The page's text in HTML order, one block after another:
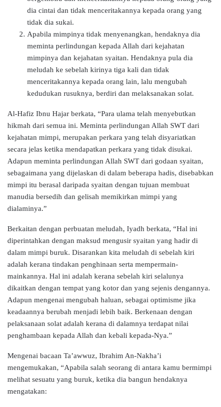
dia cintai dan tidak menceritakannya kepada orang yang
tidak dia sukai.
Apabila mimpinya tidak menyenangkan, hendaknya dia
meminta perlindungan kepada Allah dari kejahatan
mimpinya dan kejahatan syaitan. Hendaknya pula dia
meludah ke sebelah kirinya tiga kali dan tidak
menceritakannya kepada orang lain, lalu mengubah
kedudukan rusuknya, berdiri dan melaksanakan solat.
Al-Hafiz Ibnu Hajar berkata, “Para ulama telah menyebutkan
hikmah dari semua ini. Meminta perlindungan Allah SWT dari
kejahatan mimpi, merupakan perkara yang telah disyariatkan
secara jelas ketika mendapatkan perkara yang tidak disukai.
Adapun meminta perlindungan Allah SWT dari godaan syaitan,
sebagaimana yang dijelaskan di dalam beberapa hadis, disebabkan
mimpi itu berasal daripada syaitan dengan tujuan membuat
manudia bersedih dan gelisah memikirkan mimpi yang
dialaminya.”
Berkaitan dengan perbuatan meludah, Iyadh berkata, “Hal ini
diperintahkan dengan maksud mengusir syaitan yang hadir di
dalam mimpi buruk. Disarankan kita meludah di sebelah kiri
adalah kerana tindakan penghinaan serta mempermain-
mainkannya. Hal ini adalah kerana sebelah kiri selalunya
dikaitkan dengan tempat yang kotor dan yang sejenis dengannya.
Adapun mengenai mengubah haluan, sebagai optimisme jika
keadaannya berubah menjadi lebih baik. Berkenaan dengan
pelaksanaan solat adalah kerana di dalamnya terdapat nilai
penghambaan kepada Allah dan kebali kepada-Nya.”
Mengenai bacaan Ta’awwuz, Ibrahim An-Nakha’i
mengemukakan, “Apabila salah seorang di antara kamu bermimpi
melihat sesuatu yang buruk, ketika dia bangun hendaknya
mengatakan: